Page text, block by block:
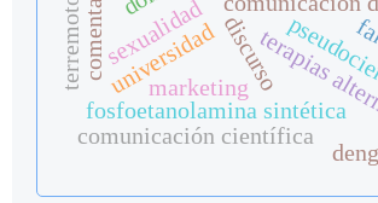
discurso
fosfoetanolamina sintética
terapias
marketing
sexualidad
comunicación científica
universidad
terremotos